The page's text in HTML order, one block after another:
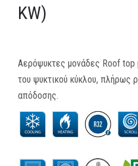
KW)
Αερόψυκτες μονάδες Roof top
του ψυκτικού κύκλου, πλήρως
απόδοσης.